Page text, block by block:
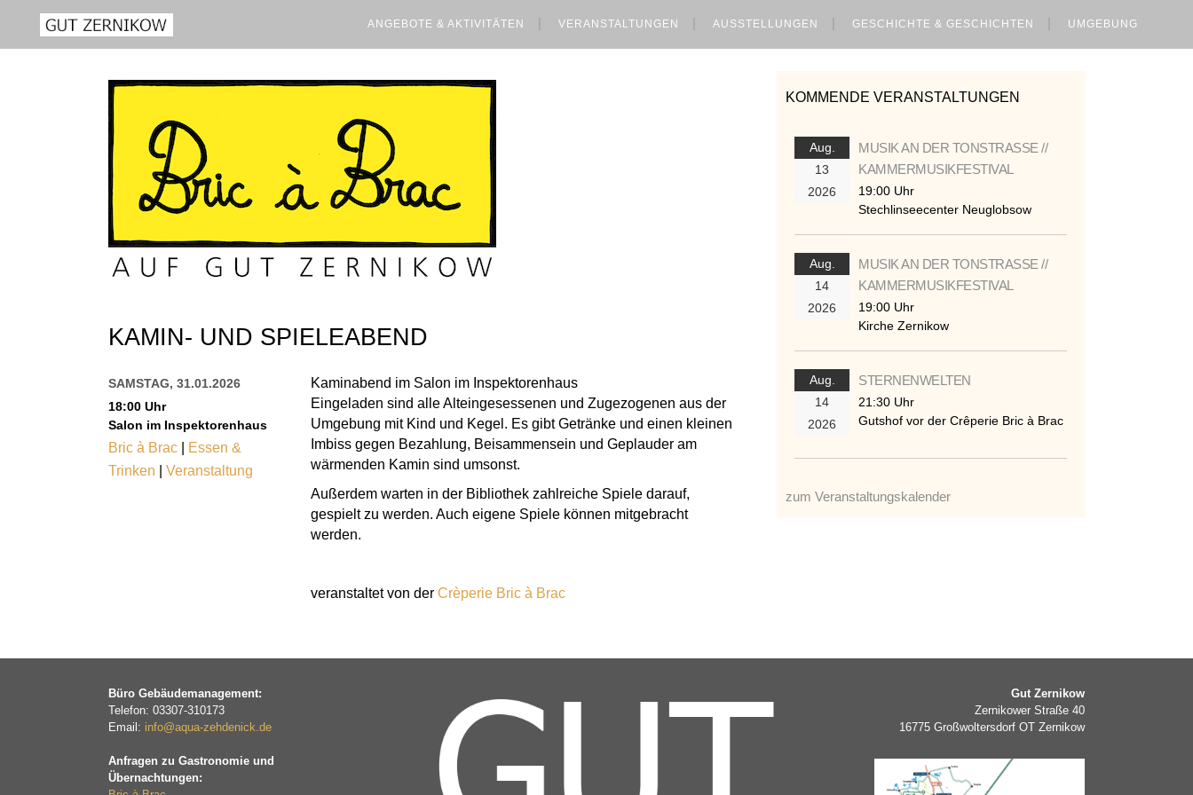
ANGEBOTE & AKTIVITÄTEN VERANSTALTUNGEN AUSSTELLUNGEN GESCHICHTE & GESCHICHTEN UMGEBUNG
KAMIN- UND SPIELEABEND
SAMSTAG, 31.01.2026
18:00 Uhr
Salon im Inspektorenhaus
Bric à Brac
Essen &
Trinken
Veranstaltung
Kaminabend im Salon im Inspektorenhaus
Eingeladen sind alle Alteingesessenen und Zugezogenen aus der
Umgebung mit Kind und Kegel. Es gibt Getränke und einen kleinen
Imbiss gegen Bezahlung, Beisammensein und Geplauder am
wärmenden Kamin sind umsonst.
Außerdem warten in der Bibliothek zahlreiche Spiele darauf,
gespielt zu werden. Auch eigene Spiele können mitgebracht
werden.
veranstaltet von derCrèperie Bric à Brac
KOMMENDE VERANSTALTUNGEN
Aug.
13
2026
MUSIK AN DER TONSTRASSE //
KAMMERMUSIKFESTIVAL
19:00 Uhr
Stechlinseecenter Neuglobsow
Aug.
14
2026
MUSIK AN DER TONSTRASSE //
KAMMERMUSIKFESTIVAL
19:00 Uhr
Kirche Zernikow
Aug.
14
2026
STERNENWELTEN
21:30 Uhr
Gutshof vor der Crêperie Bric à Brac
zum Veranstaltungskalender
Büro Gebäudemanagement:
Telefon: 03307-310173
Email: info@aqua-zehdenick.de
Anfragen zu Gastronomie und
Übernachtungen:
Gut Zernikow
Zernikower Straße 40
16775 Großwoltersdorf OT Zernikow